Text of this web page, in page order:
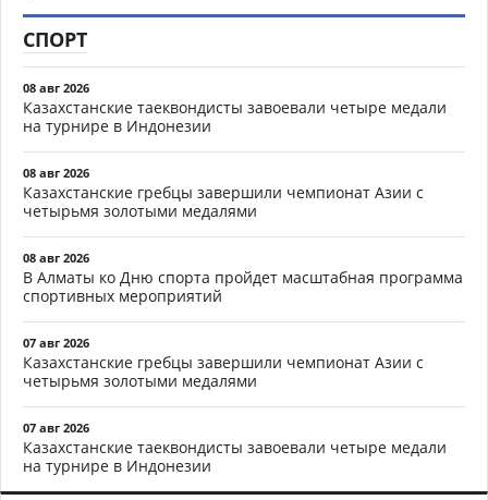
СПОРТ
08 авг 2026
Казахстанские таеквондисты завоевали четыре медали
на турнире в Индонезии
08 авг 2026
Казахстанские гребцы завершили чемпионат Азии с
четырьмя золотыми медалями
08 авг 2026
В Алматы ко Дню спорта пройдет масштабная программа
спортивных мероприятий
07 авг 2026
Казахстанские гребцы завершили чемпионат Азии с
четырьмя золотыми медалями
07 авг 2026
Казахстанские таеквондисты завоевали четыре медали
на турнире в Индонезии